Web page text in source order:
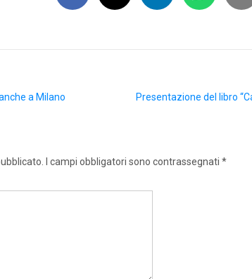
a Milano Presentazione del libro
I campi obbligatori sono contrassegnati *